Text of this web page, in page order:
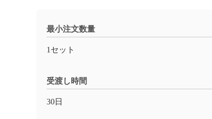
最小注文数量
1セット
受渡し時間
30日